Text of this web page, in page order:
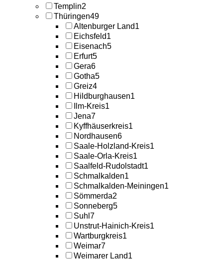
Templin2
Thüringen49
Altenburger Land1
Eichsfeld1
Eisenach5
Erfurt5
Gera6
Gotha5
Greiz4
Hildburghausen1
Ilm-Kreis1
Jena7
Kyffhäuserkreis1
Nordhausen6
Saale-Holzland-Kreis1
Saale-Orla-Kreis1
Saalfeld-Rudolstadt1
Schmalkalden1
Schmalkalden-Meiningen1
Sömmerda2
Sonneberg5
Suhl 7
Unstrut-Hainich-Kreis1
Wartburgkreis1
Weimar7
Weimarer Land1